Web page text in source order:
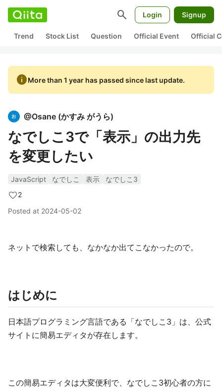
search Login Signup
Trend Stock List Question Official Event Official
infoMore than 1 year has passed since last update.
@Osane (かすみ がうら)
なでしこ3で「表示」の出力先
を変更したい
JavaScript なでしこ 表示
なでしこ3
2
Posted at 2024-05-02
ネットで検索しても、なかなか出てこなかったので。
はじめに
日本語プログラミング言語である「なでしこ3」は、公式
サイトに簡易エディタが存在します。
この簡易エディタは大変便利で、なでしこ3初心者の方に